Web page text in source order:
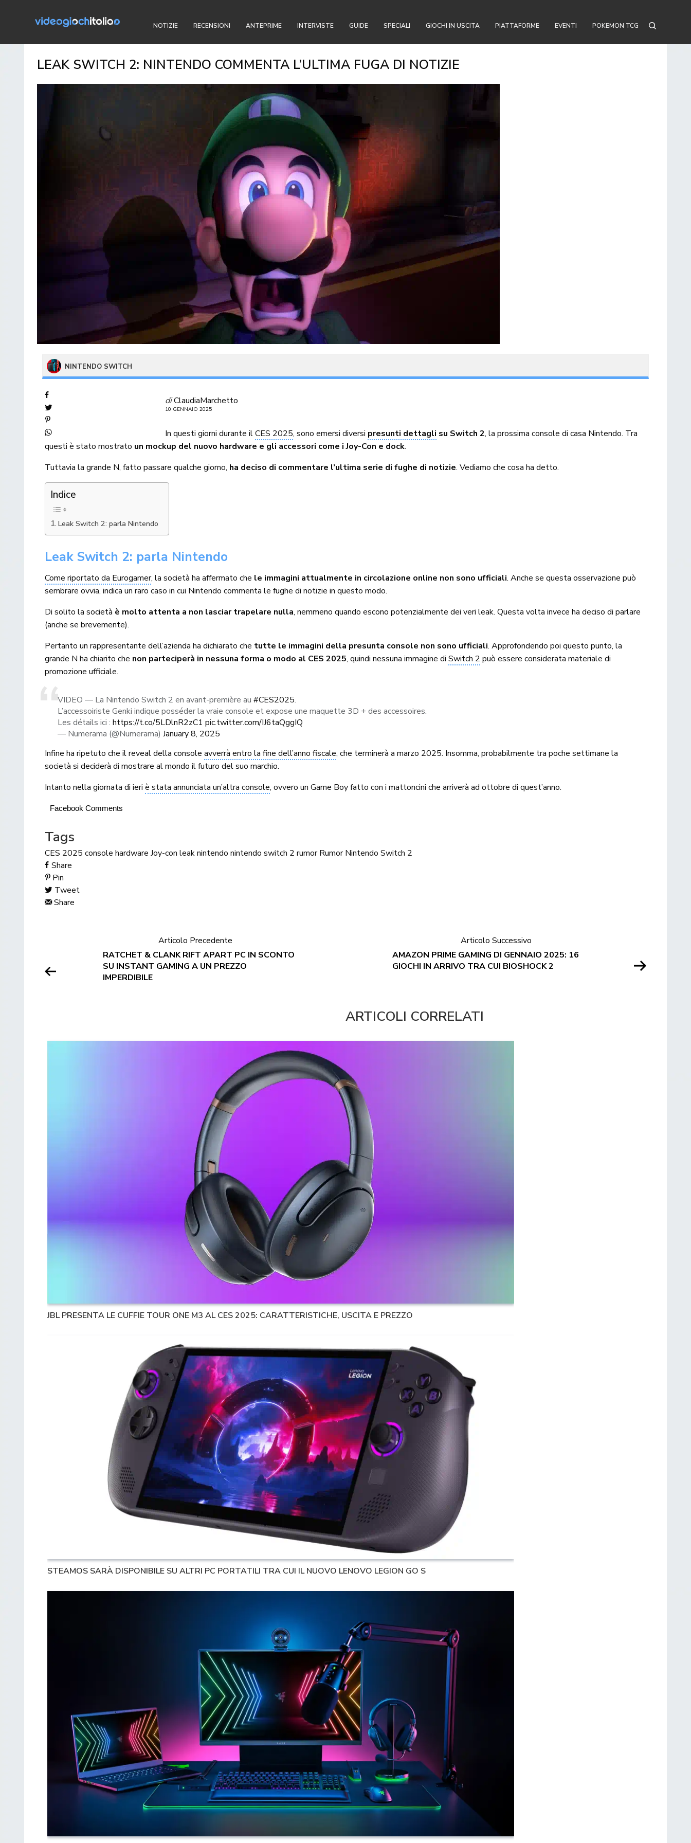
NOTIZIE RECENSIONI ANTEPRIME INTERVISTE GUIDE SPECIALI GIOCHI IN USCITA PIATTAFORME EVENTI POKEMON TCG
LEAK SWITCH 2: NINTENDO COMMENTA L’ULTIMA FUGA DI NOTIZIE
NINTENDO SWITCH
diClaudiaMarchetto
10 GENNAIO 2025
In questi giorni durante ilCES 2025, sono emersi diversi presunti dettagli su Switch 2, la prossima console di casa Nintendo. Tra
questi è stato mostrato un mockup del nuovo hardware e gli accessori come i Joy-Con e dock.
Tuttavia la grande N, fatto passare qualche giorno, ha deciso di commentare l’ultima serie di fughe di notizie. Vediamo che cosa ha detto.
Indice
Leak Switch 2: parla Nintendo
Leak Switch 2: parla Nintendo
Come riportato da Eurogamer, la società ha affermato che le immagini attualmente in circolazione online non sono ufficiali. Anche se questa osservazione può
sembrare ovvia, indica un raro caso in cui Nintendo commenta le fughe di notizie in questo modo.
Di solito la società è molto attenta a non lasciar trapelare nulla, nemmeno quando escono potenzialmente dei veri leak. Questa volta invece ha deciso di parlare
(anche se brevemente).
Pertanto un rappresentante dell’azienda ha dichiarato che tutte le immagini della presunta console non sono ufficiali. Approfondendo poi questo punto, la
grande N ha chiarito che non parteciperà in nessuna forma o modo al CES 2025, quindi nessuna immagine diSwitch 2 può essere considerata materiale di
promozione ufficiale.
VIDEO — La Nintendo Switch 2 en avant-première au#CES2025.
L’accessoiriste Genki indique posséder la vraie console et expose une maquette 3D + des accessoires.
Les détails ici :https://t.co/5LDlnR2zC1 pic.twitter.com/IJ6taQggIQ
— Numerama (@Numerama)January 8, 2025
Infine ha ripetuto che il reveal della consoleavverrà entro la fine dell’anno fiscale, che terminerà a marzo 2025. Insomma, probabilmente tra poche settimane la
società si deciderà di mostrare al mondo il futuro del suo marchio.
Intanto nella giornata di ieriè stata annunciata un’altra console, ovvero un Game Boy fatto con i mattoncini che arriverà ad ottobre di quest’anno.
Facebook Comments
Tags
CES 2025 console hardware Joy-con leaknintendo nintendo switch 2 rumor Rumor Nintendo Switch 2
Share
Pin
Tweet
Share
Articolo Precedente
RATCHET & CLANK RIFT APART PC IN SCONTO
SU INSTANT GAMING A UN PREZZO
IMPERDIBILE
Articolo Successivo
AMAZON PRIME GAMING DI GENNAIO 2025: 16
GIOCHI IN ARRIVO TRA CUI BIOSHOCK 2
ARTICOLI CORRELATI
JBL PRESENTA LE CUFFIE TOUR ONE M3 AL CES 2025: CARATTERISTICHE, USCITA E PREZZO
STEAMOS SARÀ DISPONIBILE SU ALTRI PC PORTATILI TRA CUI IL NUOVO LENOVO LEGION GO S